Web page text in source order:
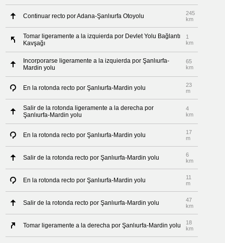
Continuar recto por Adana-Şanlıurfa Otoyolu
245
km
Tomar ligeramente a la izquierda por Devlet Yolu Bağlantı
Kavşağı
1
km
Incorporarse ligeramente a la izquierda por Şanlıurfa-
Mardin yolu
65
km
En la rotonda recto por Şanlıurfa-Mardin yolu
23
m
Salir de la rotonda ligeramente a la derecha por
Şanlıurfa-Mardin yolu
4
km
En la rotonda recto por Şanlıurfa-Mardin yolu
17
m
Salir de la rotonda recto por Şanlıurfa-Mardin yolu
6
km
En la rotonda recto por Şanlıurfa-Mardin yolu
11
m
Salir de la rotonda recto por Şanlıurfa-Mardin yolu
47
km
Tomar ligeramente a la derecha por Şanlıurfa-Mardin yolu
18
km